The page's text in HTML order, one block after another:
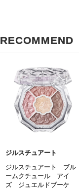
RECOMMEND
ジルスチュアート
ジルスチュアート ブル
ームクチュール アイ
ズ ジュエルドブーケ